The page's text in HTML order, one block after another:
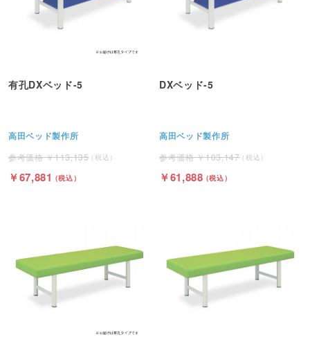
有孔DXベッド-5
高田ベッド製作所
113,135
67,881
DXベッド-5
高田ベッド製作所
103,147
61,888